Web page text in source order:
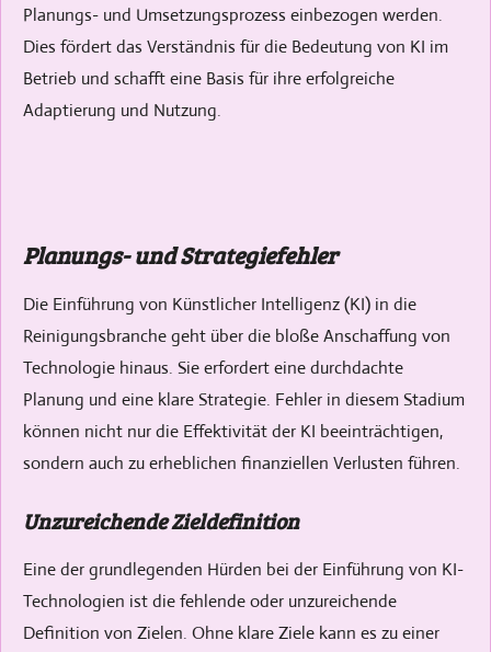
Planungs- und Umsetzungsprozess einbezogen werden.
Dies fördert das Verständnis für die Bedeutung von KI im
Betrieb und schafft eine Basis für ihre erfolgreiche
Adaptierung und Nutzung.
Planungs- und Strategiefehler
Die Einführung von Künstlicher Intelligenz (KI) in die
Reinigungsbranche geht über die bloße Anschaffung von
Technologie hinaus. Sie erfordert eine durchdachte
Planung und eine klare Strategie. Fehler in diesem Stadium
können nicht nur die Effektivität der KI beeinträchtigen,
sondern auch zu erheblichen finanziellen Verlusten führen.
Unzureichende Zieldefinition
Eine der grundlegenden Hürden bei der Einführung von KI-
Technologien ist die fehlende oder unzureichende
Definition von Zielen. Ohne klare Ziele kann es zu einer